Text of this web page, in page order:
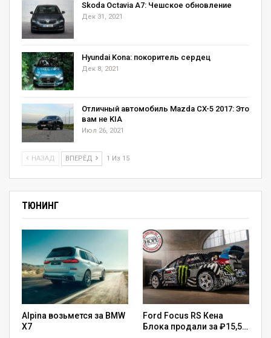
Skoda Octavia А7: Чешское обновление
Дек 31, 2021
Hyundai Kona: покоритель сердец
Дек 8, 2021
Отличный автомобиль Mazda CX-5 2017: Это
вам не KIA
Июл 26, 2021
НАЗАД ВПЕРЁД 1 Из 15
ТЮНИНГ
Alpina возьмется за BMW
X7
Ford Focus RS Кена
Блока продали за ₽15,5…